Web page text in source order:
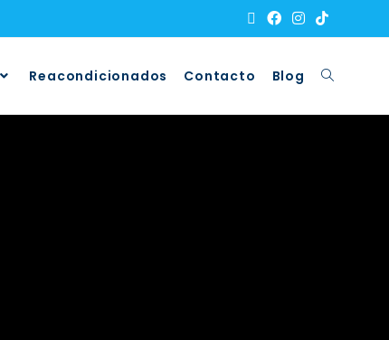
Reacondicionados Contacto Blog